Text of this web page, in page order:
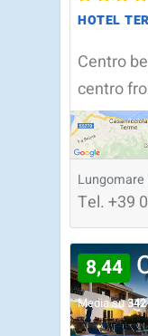
HOTEL
Centro
centro
Lungomare
Tel.+39
8,44
Media su342